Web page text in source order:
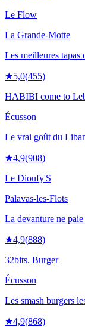
Le Flow
La Grande-Motte
Les meilleures tapas
★5,0(455)
HABIBI come to
Écusson
Le vrai goût du
★4,9(908)
Le Dioufy'S
Palavas-les-Flots
La devanture ne
★4,9(888)
32bits. Burger
Écusson
Les smash burgers
★4,9(868)